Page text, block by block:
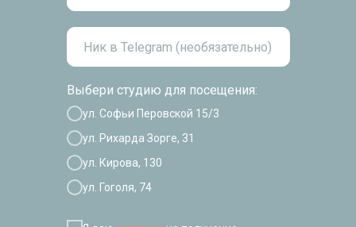
Выбери студию для посещения:
ул. Софьи Перовской 15/3
ул. Рихарда Зорге, 31
ул. Кирова, 130
ул. Гоголя, 74